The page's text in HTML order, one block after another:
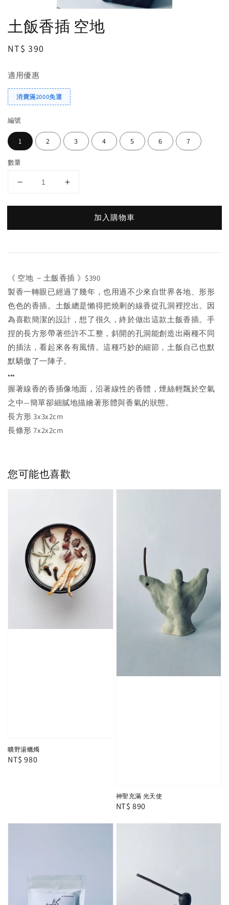
土飯香插 空地
Regular
NT$ 390
適用優惠
消費滿2000免運
編號
1 2 3 4 5 6 7
數量
加入購物車
《 空地 －土飯香插 》$390
製香一轉眼已經過了幾年，也用過不少來自世界各地、形形
色色的香插。土飯總是懶得把燒剩的線香從孔洞裡挖出。因
為喜歡簡潔的設計，想了很久，終於做出這款土飯香插。手
捏的長方形帶著些許不工整，斜開的孔洞能創造出兩種不同
的插法，看起來各有風情。這種巧妙的細節，土飯自己也默
默驕傲了一陣子。
•••
握著線香的香插像地面，沿著線性的香體，煙絲輕飄於空氣
之中—簡單卻細膩地描繪著形體與香氣的狀態。
長方形 3x3x2cm
長條形 7x2x2cm
您可能也喜歡
曠野湯蠟燭
Regular
NT$ 980
神聖充滿 光天使
Regular
NT$ 890